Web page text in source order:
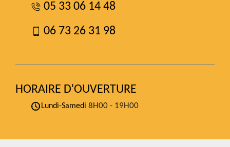
05 33 06 14 48
06 73 26 31 98
HORAIRE D'OUVERTURE
Lundi-Samedi 8H00 - 19H00